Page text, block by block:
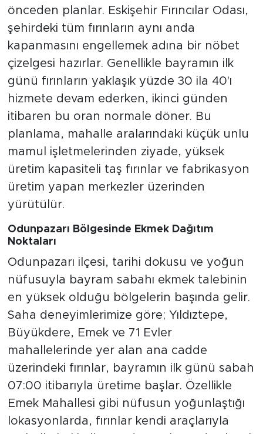
önceden planlar. Eskişehir Fırıncılar Odası,
şehirdeki tüm fırınların aynı anda
kapanmasını engellemek adına bir nöbet
çizelgesi hazırlar. Genellikle bayramın ilk
günü fırınların yaklaşık yüzde 30 ila 40'ı
hizmete devam ederken, ikinci günden
itibaren bu oran normale döner. Bu
planlama, mahalle aralarındaki küçük unlu
mamul işletmelerinden ziyade, yüksek
üretim kapasiteli taş fırınlar ve fabrikasyon
üretim yapan merkezler üzerinden
yürütülür.
Odunpazarı Bölgesinde Ekmek Dağıtım
Noktaları
Odunpazarı ilçesi, tarihi dokusu ve yoğun
nüfusuyla bayram sabahı ekmek talebinin
en yüksek olduğu bölgelerin başında gelir.
Saha deneyimlerimize göre; Yıldıztepe,
Büyükdere, Emek ve 71 Evler
mahallelerinde yer alan ana cadde
üzerindeki fırınlar, bayramın ilk günü sabah
07:00 itibarıyla üretime başlar. Özellikle
Emek Mahallesi gibi nüfusun yoğunlaştığı
lokasyonlarda, fırınlar kendi araçlarıyla